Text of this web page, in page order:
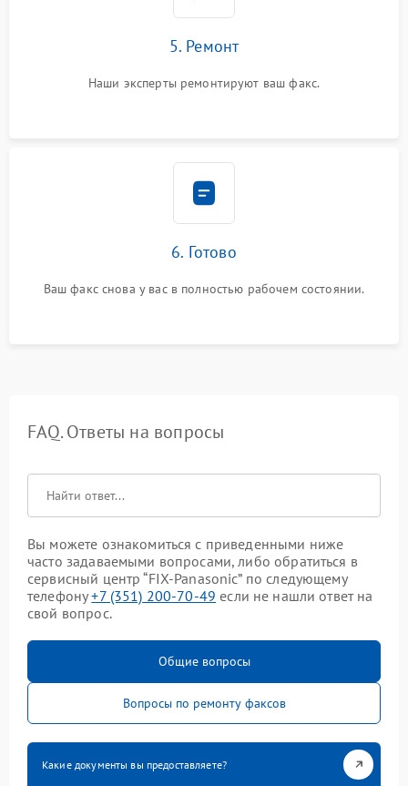
5. Ремонт
Наши эксперты ремонтируют ваш факс.
6. Готово
Ваш факс снова у вас в полностью рабочем состоянии.
FAQ. Ответы на вопросы
Вы можете ознакомиться с приведенными ниже
часто задаваемыми вопросами, либо обратиться в
сервисный центр “FIX-Panasonic” по следующему
телефону+7 (351) 200-70-49 если не нашли ответ на
свой вопрос.
Общие вопросы
Вопросы по ремонту факсов
Какие документы вы предоставляете?